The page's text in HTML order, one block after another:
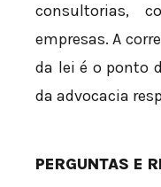
consultorias,
empresas. A
da lei é o ponto
da advocacia
PERGUNTAS E